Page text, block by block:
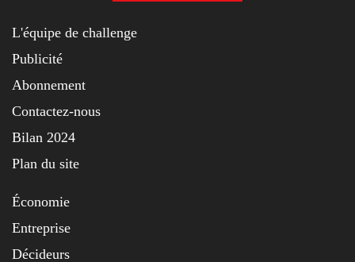
L'équipe de challenge
Publicité
Abonnement
Contactez-nous
Bilan 2024
Plan du site
Économie
Entreprise
Décideurs